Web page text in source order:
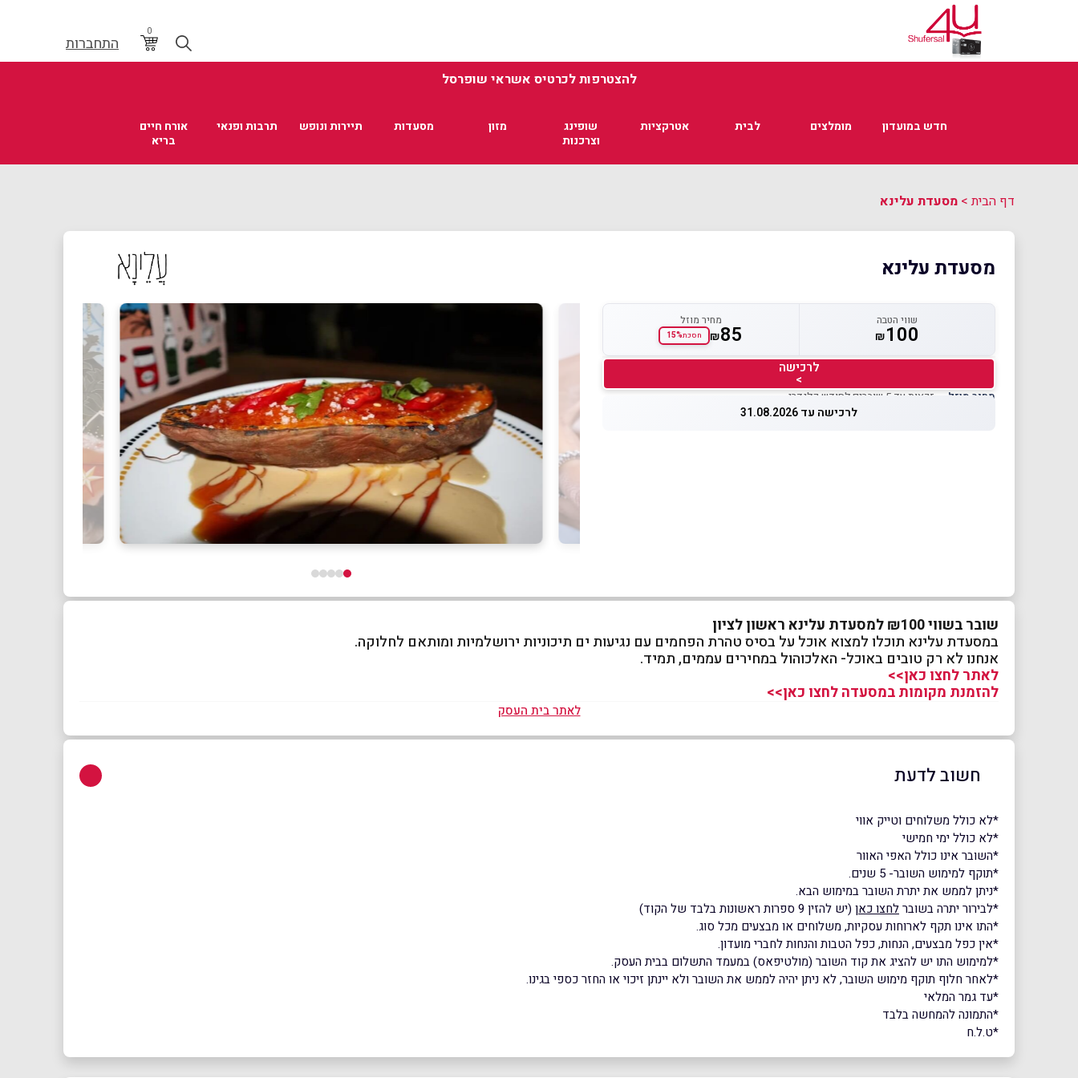
0
התחברות
להצטרפות לכרטיס אשראי שופרסל
חדש במועדון מומלצים לבית אטרקציות
שופינג
וצרכנות
מזון מסעדות תיירות ונופש תרבות ופנאי
אורח חיים
בריא
דף הבית> מסעדת עלינא
מסעדת עלינא
שווי הטבה
₪100
מחיר מוזל
₪85 חסכת15%
לרכישה
>
מחיר מוזל — זכאות עד 5 שוברים לחודש קלנדרי
לרכישה עד 31.08.2026
שובר בשווי ₪100 למסעדת עלינא ראשון לציון
במסעדת עלינא תוכלו למצוא אוכל על בסיס טהרת הפחמים עם נגיעות ים תיכוניות ירושלמיות ומותאם לחלוקה.
אנחנו לא רק טובים באוכל- האלכוהול במחירים עממים, תמיד.
לאתר לחצו כאן>>
להזמנת מקומות במסעדה לחצו כאן>>
לאתר בית העסק
חשוב לדעת
*לא כולל משלוחים וטייק אווי
*לא כולל ימי חמישי
*השובר אינו כולל האפי האוור
*תוקף למימוש השובר- 5 שנים.
*ניתן לממש את יתרת השובר במימוש הבא.
*לבירור יתרה בשוברלחצו כאן (יש להזין 9 ספרות ראשונות בלבד של הקוד)
*התו אינו תקף לארוחות עסקיות, משלוחים או מבצעים מכל סוג.
*אין כפל מבצעים, הנחות, כפל הטבות והנחות לחברי מועדון.
*למימוש התו יש להציג את קוד השובר (מולטיפאס) במעמד התשלום בבית העסק.
*לאחר חלוף תוקף מימוש השובר, לא ניתן יהיה לממש את השובר ולא יינתן זיכוי או החזר כספי בגינו.
*עד גמר המלאי
*התמונה להמחשה בלבד
*ט.ל.ח